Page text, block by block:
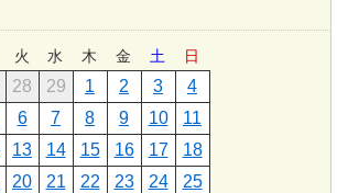
火 水 木 金 土 日
28 29 1 2 3
4
6 7 8 9 10
11
13 14 15 16 17
18
20 21 22 23 24 25